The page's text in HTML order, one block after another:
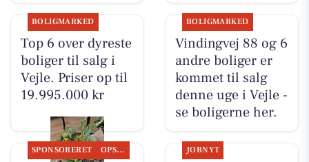
BOLIGMARKED
Top 6 over dyreste
boliger til salg i
Vejle. Priser op til
19.995.000 kr
BOLIGMARKED
Vindingvej 88 og 6
andre boliger er
kommet til salg
denne uge i Vejle -
se boligerne her.
SPONSORERET OPSLAGSTAVLEN JOBNYT